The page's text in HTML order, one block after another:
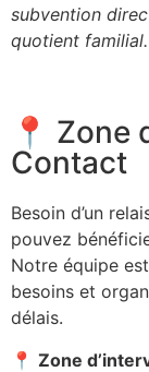
subvention
quotient familial.
📍 Zone
Contact
Besoin d’un
pouvez
Notre équipe
besoins et
délais.
📍 Zone